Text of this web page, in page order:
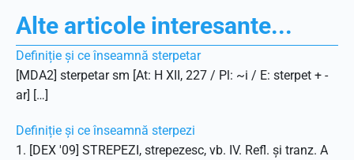
Alte articole interesante...
Definiție și ce înseamnă sterpetar
[MDA2] sterpetar sm [At: H XII, 227 / Pl: ~i / E: sterpet + -
ar] […]
Definiție și ce înseamnă sterpezi
1. [DEX '09] STREPEZI, strepezesc, vb. IV. Refl. și tranz. A